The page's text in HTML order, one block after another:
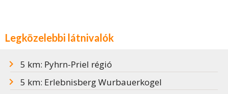
Legközelebbi látnivalók
5 km: Pyhrn-Priel régió
5 km: Erlebnisberg Wurbauerkogel